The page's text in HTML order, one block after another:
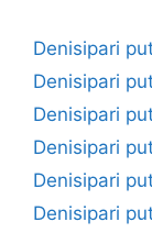
Denisipari
Denisipari
Denisipari
Denisipari
Denisipari
Denisipari